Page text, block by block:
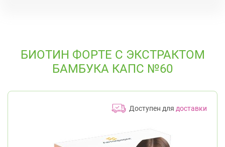
БИОТИН ФОРТЕ С ЭКСТРАКТОМ
БАМБУКА КАПС №60
Доступен для доставки